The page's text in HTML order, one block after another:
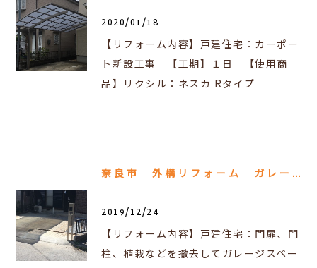
2020/01/18
【リフォーム内容】戸建住宅：カーポー
ト新設工事 【工期】１日 【使用商
品】リクシル：ネスカ Rタイプ
奈良市 外構リフォーム ガレージ拡張工事
2019/12/24
【リフォーム内容】戸建住宅：門扉、門
柱、植栽などを撤去してガレージスペー